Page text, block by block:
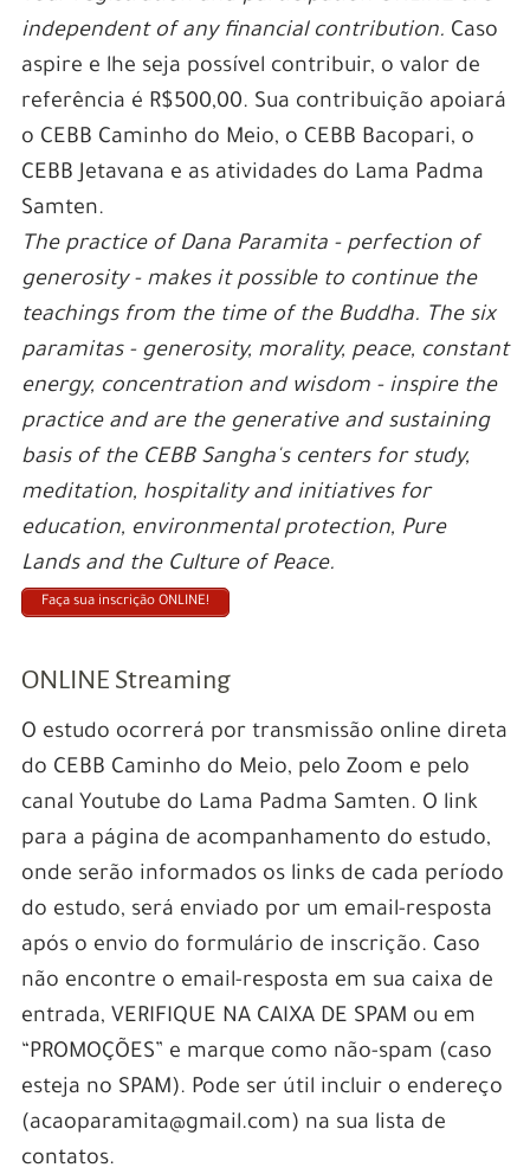
independent of any financial contribution. Caso
aspire e lhe seja possível contribuir, o valor de
referência é R$500,00. Sua contribuição apoiará
o CEBB Caminho do Meio, o CEBB Bacopari, o
CEBB Jetavana e as atividades do Lama Padma
Samten.
The practice of Dana Paramita - perfection of
generosity - makes it possible to continue the
teachings from the time of the Buddha. The six
paramitas - generosity, morality, peace, constant
energy, concentration and wisdom - inspire the
practice and are the generative and sustaining
basis of the CEBB Sangha's centers for study,
meditation, hospitality and initiatives for
education, environmental protection, Pure
Lands and the Culture of Peace.
Faça sua inscrição ONLINE!
ONLINE Streaming
O estudo ocorrerá por transmissão online direta
do CEBB Caminho do Meio, pelo Zoom e pelo
canal Youtube do Lama Padma Samten. O link
para a página de acompanhamento do estudo,
onde serão informados os links de cada período
do estudo, será enviado por um email-resposta
após o envio do formulário de inscrição. Caso
não encontre o email-resposta em sua caixa de
entrada, VERIFIQUE NA CAIXA DE SPAM ou em
“PROMOÇÕES” e marque como não-spam (caso
esteja no SPAM). Pode ser útil incluir o endereço
(acaoparamita@gmail.com) na sua lista de
contatos.